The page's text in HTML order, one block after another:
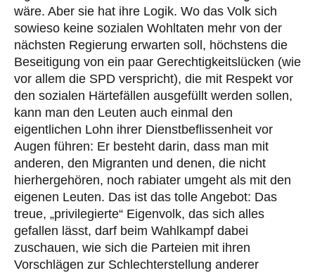
wäre. Aber sie hat ihre Logik. Wo das Volk sich
sowieso keine sozialen Wohltaten mehr von der
nächsten Regierung erwarten soll, höchstens die
Beseitigung von ein paar Gerechtigkeitslücken (wie
vor allem die SPD verspricht), die mit Respekt vor
den sozialen Härtefällen ausgefüllt werden sollen,
kann man den Leuten auch einmal den
eigentlichen Lohn ihrer Dienstbeflissenheit vor
Augen führen: Er besteht darin, dass man mit
anderen, den Migranten und denen, die nicht
hierhergehören, noch rabiater umgeht als mit den
eigenen Leuten. Das ist das tolle Angebot: Das
treue, „privilegierte“ Eigenvolk, das sich alles
gefallen lässt, darf beim Wahlkampf dabei
zuschauen, wie sich die Parteien mit ihren
Vorschlägen zur Schlechterstellung anderer